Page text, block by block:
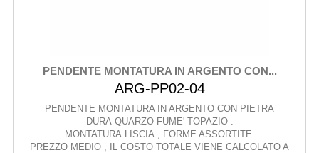
PENDENTE MONTATURA IN ARGENTO CON...
ARG-PP02-04
PENDENTE MONTATURA IN ARGENTO CON PIETRA
DURA QUARZO FUME' TOPAZIO .
MONTATURA LISCIA , FORME ASSORTITE.
PREZZO MEDIO , IL COSTO TOTALE VIENE CALCOLATO A